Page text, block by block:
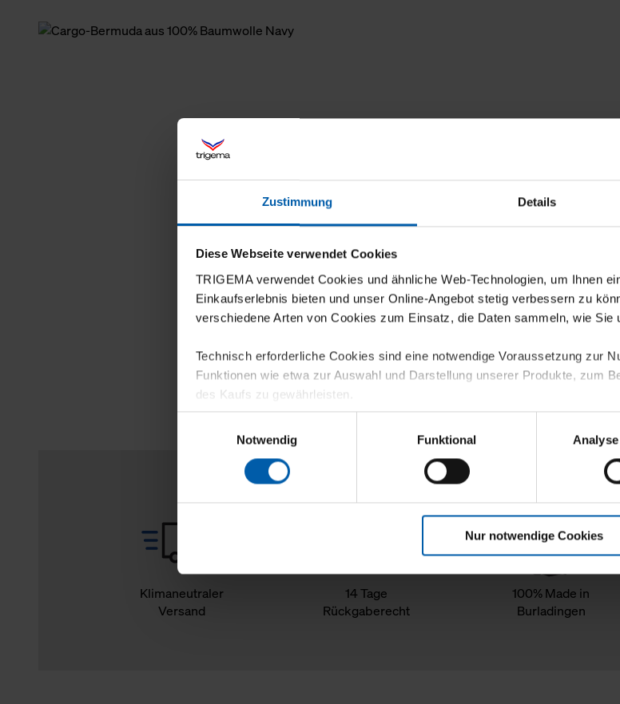
Zustimmung Details
Diese Webseite verwendet Cookies
TRIGEMA verwendet Cookies und ähnliche Web-Technologien, um Ihnen
Einkaufserlebnis bieten und unser Online-Angebot stetig verbessern zu
verschiedene Arten von Cookies zum Einsatz, die Daten sammeln, wie Sie
Technisch erforderliche Cookies sind eine notwendige Voraussetzung zur
Funktionen wie etwa zur Auswahl und Darstellung unserer Produkte, zum
des Kaufs zu gewährleisten.
Für die Darstellung personalisierter Angebote, Anzeigen und Inhalte
sowie für Marketing-, Statistik- und Tracking-Zwecke zur Analyse und
personenbezogene Informationen. Diese übermitteln wir in anonymisierter
Klicken Sie auf "Alle erlauben", damit wir alle Cookies und Web-
verwenden dürfen. Über die jeweiligen Schaltflächen können Sie die Arten
Notwendig
Funktional
Nur notwendige Cookies
Klimaneutraler
Versand
14 Tage
Rückgaberecht
100% Made in
Burladingen